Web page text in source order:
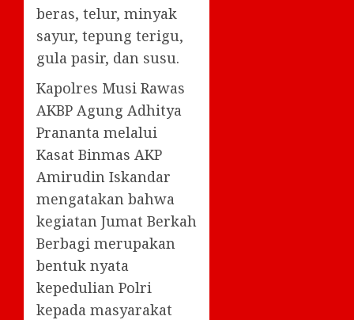
beras, telur, minyak
sayur, tepung terigu,
gula pasir, dan susu.
Kapolres Musi Rawas
AKBP Agung Adhitya
Prananta melalui
Kasat Binmas AKP
Amirudin Iskandar
mengatakan bahwa
kegiatan Jumat Berkah
Berbagi merupakan
bentuk nyata
kepedulian Polri
kepada masyarakat